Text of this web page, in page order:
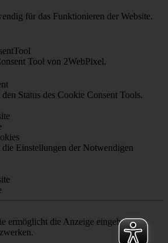
für das Funktionieren der Website.
Tool von 2WebPixel.
Status des Cookie Consent Tools.
Einstellungen der Notwendigen
ermöglicht die Anzeige eingebetteter